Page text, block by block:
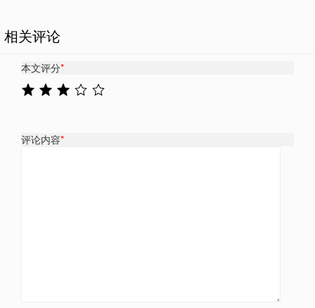
相关评论
本文评分*
评论内容*